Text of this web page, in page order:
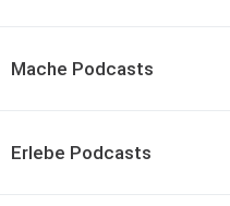
Mache Podcasts
Erlebe Podcasts